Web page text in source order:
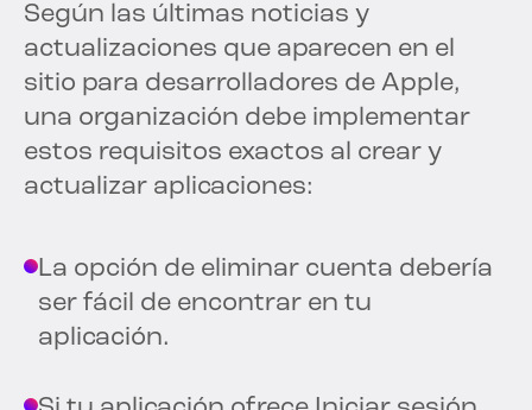
Según las últimas noticias y
actualizaciones que aparecen en el
sitio para desarrolladores de Apple,
una organización debe implementar
estos requisitos exactos al crear y
actualizar aplicaciones:
La opción de eliminar cuenta debería
ser fácil de encontrar en tu
aplicación.